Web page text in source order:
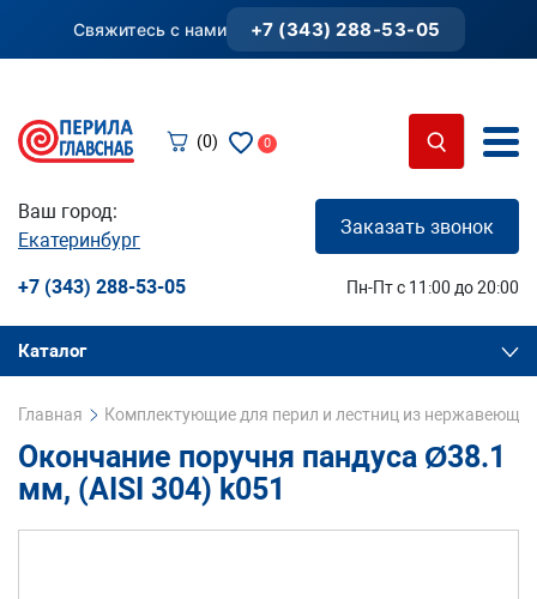
Свяжитесь с нами +7 (343) 288-53-05
(0) 0
Ваш город:
Екатеринбург
Заказать звонок
+7 (343) 288-53-05 Пн-Пт с 11:00 до 20:00
Каталог
Главная Комплектующие для перил и лестниц из
Окончание поручня пандуса Ø38.1
мм, (AISI 304) k051